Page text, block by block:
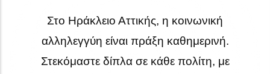
Στο Ηράκλειο Αττικής, η κοινωνική
αλληλεγγύη είναι πράξη καθημερινή.
Στεκόμαστε δίπλα σε κάθε πολίτη, με